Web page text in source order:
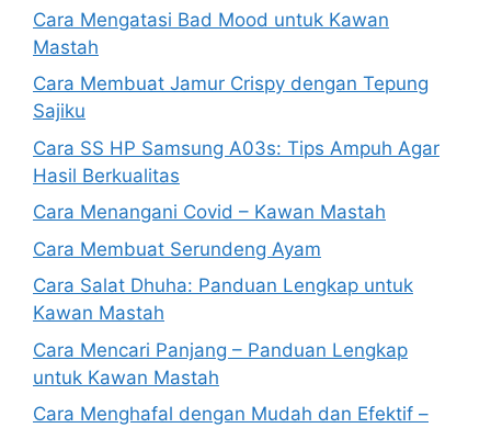
Cara Mengatasi Bad Mood untuk Kawan
Mastah
Cara Membuat Jamur Crispy dengan Tepung
Sajiku
Cara SS HP Samsung A03s: Tips Ampuh Agar
Hasil Berkualitas
Cara Menangani Covid – Kawan Mastah
Cara Membuat Serundeng Ayam
Cara Salat Dhuha: Panduan Lengkap untuk
Kawan Mastah
Cara Mencari Panjang – Panduan Lengkap
untuk Kawan Mastah
Cara Menghafal dengan Mudah dan Efektif –